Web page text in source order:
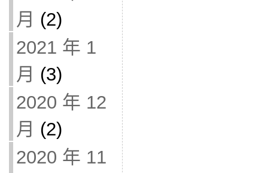
月 (2)
2021 年 1
月 (3)
2020 年 12
月 (2)
2020 年 11